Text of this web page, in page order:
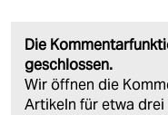
Die
geschlossen.
Wir öffnen die
Artikeln für etwa drei